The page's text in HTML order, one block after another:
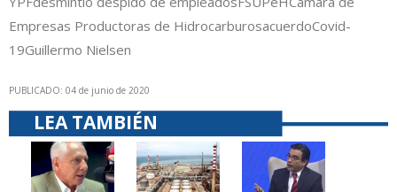
Empresas Productoras de HidrocarburosacuerdoCovid-
19Guillermo Nielsen
PUBLICADO: 04 de junio de 2020
LEA TAMBIÉN